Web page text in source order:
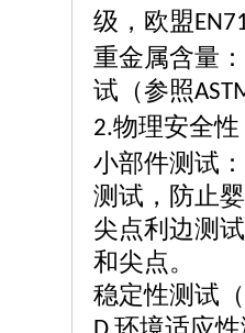
级，欧盟
重金属含量
试（参照
2.物理安全性
小部件测试
测试，防止
尖点利边测
和尖点。
稳定性测试